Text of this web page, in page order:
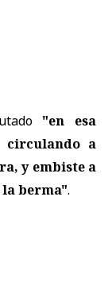
"en esa
circulando a
y embiste a
la berma".